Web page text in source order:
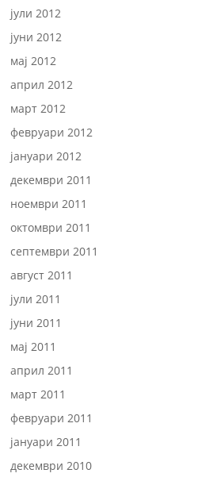
јули 2012
јуни 2012
мај 2012
април 2012
март 2012
февруари 2012
јануари 2012
декември 2011
ноември 2011
октомври 2011
септември 2011
август 2011
јули 2011
јуни 2011
мај 2011
април 2011
март 2011
февруари 2011
јануари 2011
декември 2010